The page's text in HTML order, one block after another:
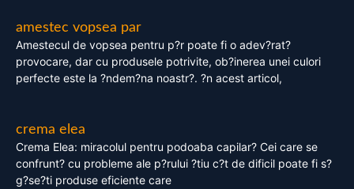
amestec vopsea par
Amestecul de vopsea pentru p?r poate fi o adev?rat?
provocare, dar cu produsele potrivite, ob?inerea unei culori
perfecte este la ?ndem?na noastr?. ?n acest articol,
crema elea
Crema Elea: miracolul pentru podoaba capilar? Cei care se
confrunt? cu probleme ale p?rului ?tiu c?t de dificil poate fi s?
g?se?ti produse eficiente care